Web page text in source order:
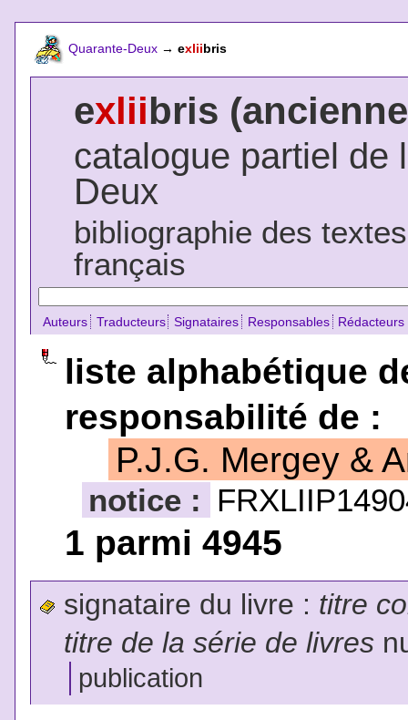
Quarante-Deux → exliibris
exliibris
catalogue partiel de
Deux
bibliographie des
français
Auteurs Traducteurs Signataires Responsables Rédacteurs
liste alphabétique
responsabilité de :
P.J.G. Mergey &
notice :
1 parmi 4945
signataire du livre : titre
titre de la série de livres
publication